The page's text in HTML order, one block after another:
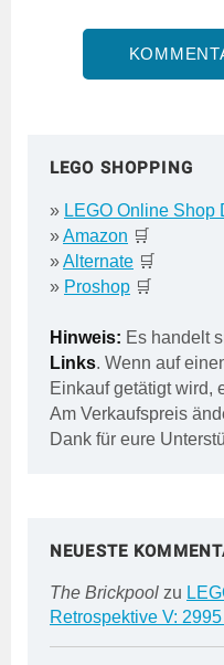
LEGO SHOPPING
» LEGO Online Shop
»Amazon 🛒
»Alternate 🛒
» Proshop 🛒
Hinweis: Es handelt
Links. Wenn auf
Einkauf getätigt wird,
Am Verkaufspreis
Dank für eure
NEUESTE
The Brickpool zu
Retrospektive V: